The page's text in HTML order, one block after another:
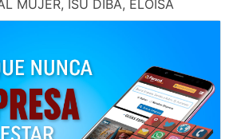
MUJER, ISU DIBA, ELOISA